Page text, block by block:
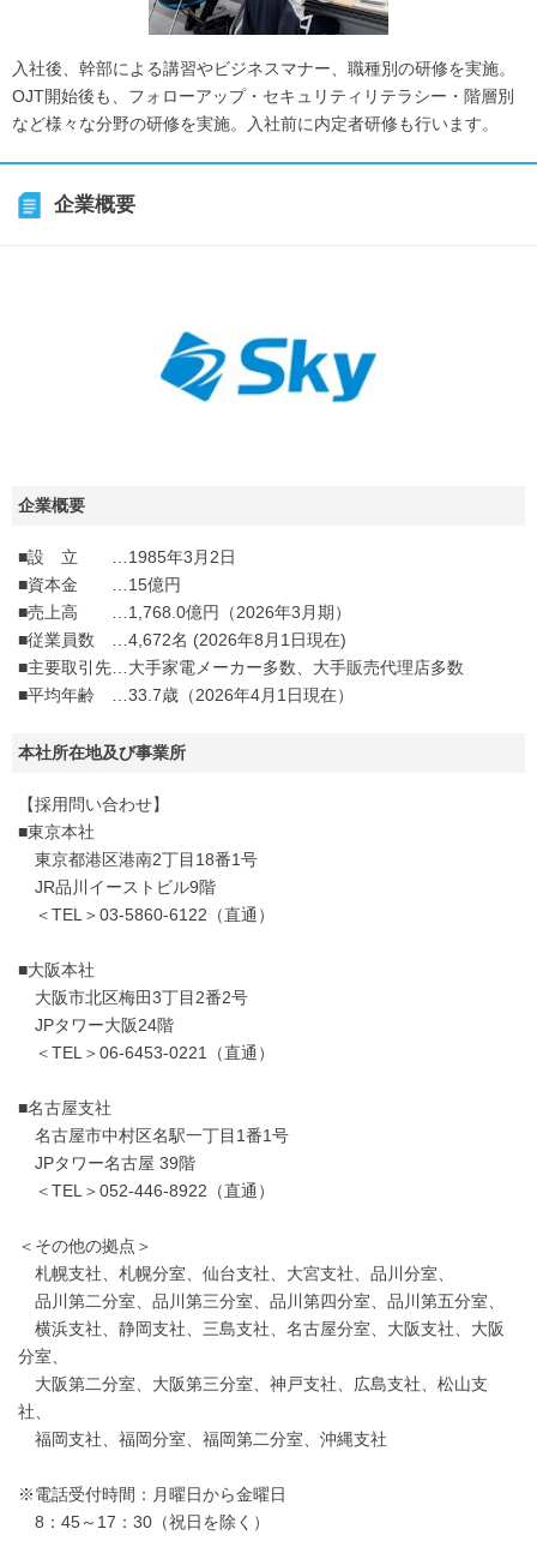
入社後、幹部による講習やビジネスマナー、職種別の研修を実施。
OJT開始後も、フォローアップ・セキュリティリテラシー・階層別
など様々な分野の研修を実施。入社前に内定者研修も行います。
企業概要
企業概要
■設 立 …1985年3月2日
■資本金 …15億円
■売上高 …1,768.0億円（2026年3月期）
■従業員数 …4,672名 (2026年8月1日現在)
■主要取引先…大手家電メーカー多数、大手販売代理店多数
■平均年齢 …33.7歳（2026年4月1日現在）
本社所在地及び事業所
【採用問い合わせ】
■東京本社
東京都港区港南2丁目18番1号
JR品川イーストビル9階
＜TEL＞03-5860-6122（直通）
■大阪本社
大阪市北区梅田3丁目2番2号
JPタワー大阪24階
＜TEL＞06-6453-0221（直通）
■名古屋支社
名古屋市中村区名駅一丁目1番1号
JPタワー名古屋 39階
＜TEL＞052-446-8922（直通）
＜その他の拠点＞
札幌支社、札幌分室、仙台支社、大宮支社、品川分室、
品川第二分室、品川第三分室、品川第四分室、品川第五分室、
横浜支社、静岡支社、三島支社、名古屋分室、大阪支社、大阪
分室、
大阪第二分室、大阪第三分室、神戸支社、広島支社、松山支
社、
福岡支社、福岡分室、福岡第二分室、沖縄支社
※電話受付時間：月曜日から金曜日
8：45～17：30（祝日を除く）